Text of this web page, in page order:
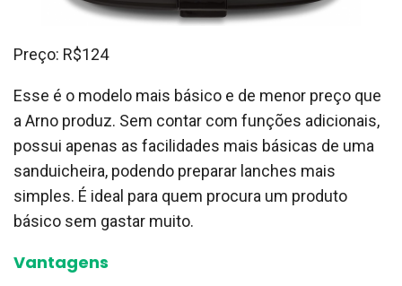
Preço: R$124
Esse é o modelo mais básico e de menor preço que
a Arno produz. Sem contar com funções adicionais,
possui apenas as facilidades mais básicas de uma
sanduicheira, podendo preparar lanches mais
simples. É ideal para quem procura um produto
básico sem gastar muito.
Vantagens